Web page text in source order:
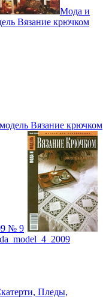
Мода и
Вязание крючком
Вязание крючком
№ 9
Пледы,